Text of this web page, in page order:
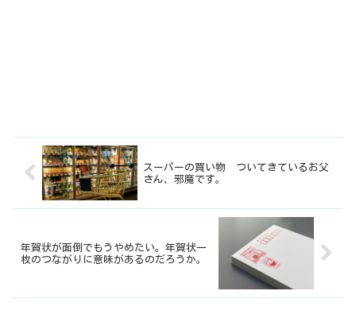
スーパーの買い物 ついてきているお父
さん、邪魔です。
年賀状が面倒でもうやめたい。年賀状一
枚のつながりに意味があるのだろうか。